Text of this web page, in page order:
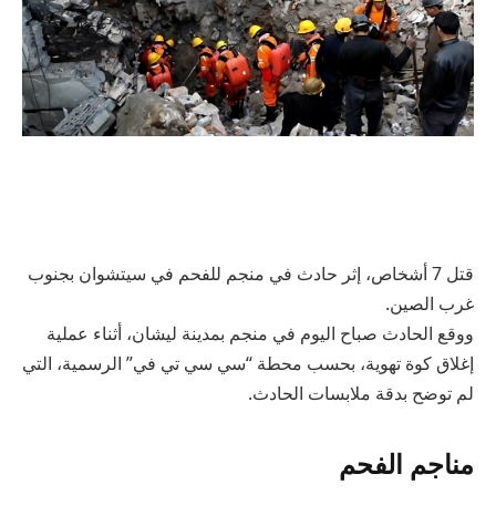
قتل 7 أشخاص، إثر حادث في منجم للفحم في سيتشوان بجنوب
غرب الصين.
ووقع الحادث صباح اليوم في منجم بمدينة ليشان، أثناء عملية
إغلاق كوة تهوية، بحسب محطة “سي سي تي في” الرسمية، التي
لم توضح بدقة ملابسات الحادث.
مناجم الفحم